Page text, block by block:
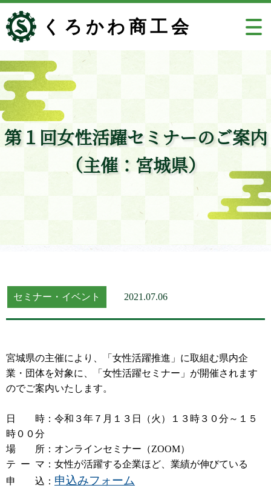
くろかわ商工会
第１回女性活躍セミナーのご案内
（主催：宮城県）
セミナー・イベント 2021.07.06
宮城県の主催により、「女性活躍推進」に取組む県内企
業・団体を対象に、「女性活躍セミナー」が開催されます
のでご案内いたします。
日 時：令和３年７月１３日（火）１３時３０分～１５
時００分
場 所：オンラインセミナー（ZOOM）
テ ー マ：女性が活躍する企業ほど、業績が伸びている
申 込： 申込みフォーム